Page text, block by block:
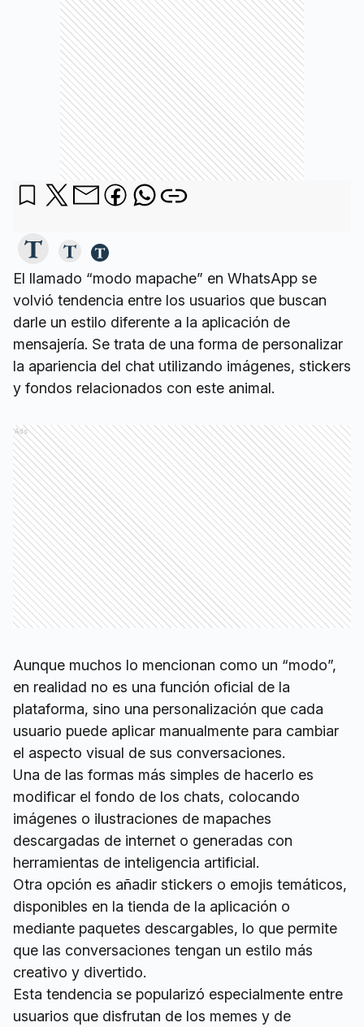
El llamado “modo mapache” en WhatsApp se
volvió tendencia entre los usuarios que buscan
darle un estilo diferente a la aplicación de
mensajería. Se trata de una forma de personalizar
la apariencia del chat utilizando imágenes, stickers
y fondos relacionados con este animal.
Ads
Aunque muchos lo mencionan como un “modo”,
en realidad no es una función oficial de la
plataforma, sino una personalización que cada
usuario puede aplicar manualmente para cambiar
el aspecto visual de sus conversaciones.
Una de las formas más simples de hacerlo es
modificar el fondo de los chats, colocando
imágenes o ilustraciones de mapaches
descargadas de internet o generadas con
herramientas de inteligencia artificial.
Otra opción es añadir stickers o emojis temáticos,
disponibles en la tienda de la aplicación o
mediante paquetes descargables, lo que permite
que las conversaciones tengan un estilo más
creativo y divertido.
Esta tendencia se popularizó especialmente entre
usuarios que disfrutan de los memes y de